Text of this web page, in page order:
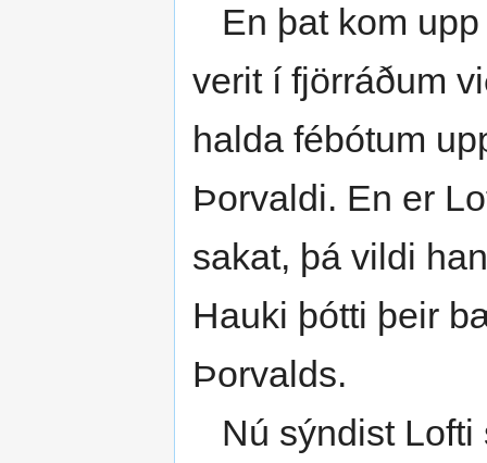
En þat kom
verit í fjörráðum
halda fébótum
Þorvaldi. En er
sakat, þá vildi
Hauki þótti þeir
Þorvalds.
Nú sýndist Lofti